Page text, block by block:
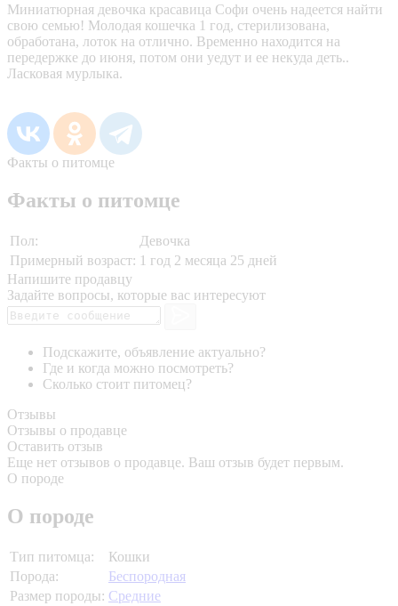
Миниатюрная девочка красавица Софи очень надеется найти
свою семью! Молодая кошечка 1 год, стерилизована,
обработана, лоток на отлично. Временно находится на
передержке до июня, потом они уедут и ее некуда деть..
Ласковая мурлыка.
Факты о питомце
Факты о питомце
Пол:
Девочка
Примерный возраст: 1 год 2 месяца 25 дней
Напишите продавцу
Задайте вопросы, которые вас интересуют
Подскажите, объявление актуально?
Где и когда можно посмотреть?
Сколько стоит питомец?
Отзывы
Отзывы о продавце
Оставить отзыв
Еще нет отзывов о продавце. Ваш отзыв будет первым.
О породе
О породе
Тип питомца:
Кошки
Порода:
Беспородная
Размер породы: Средние